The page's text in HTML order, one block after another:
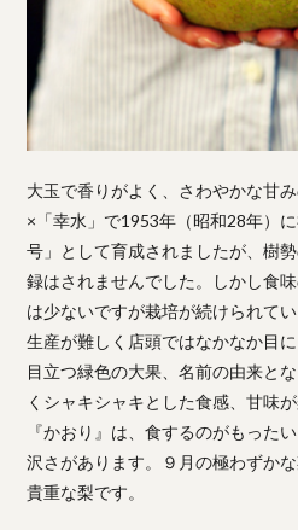
大玉で香りがよく、さわやかな甘
×「幸水」で1953年（昭和28年）
号」として育成されましたが、樹
録はされませんでした。しかし食
は少ないですが栽培が続けられてい
生産が難しく店頭ではなかなか目
目立つ緑色の大果、名前の由来と
くシャキシャキとした食感、甘味が
『かおり』は、食するのがもった
沢さがあります。９月の極わずか
貴重な梨です。